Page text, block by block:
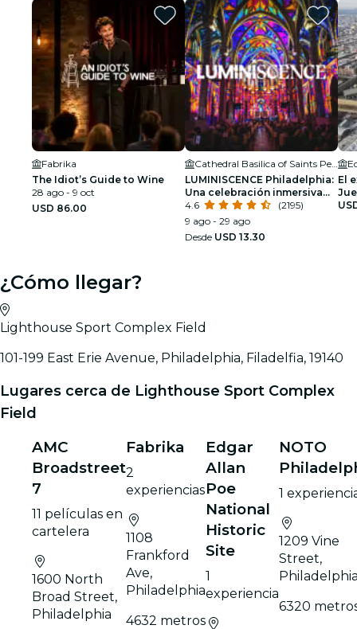
Fabrika
The Idiot’s Guide to Wine
28 ago - 9 oct
USD 86.00
LUMINISCENCE Philadelphia:
Una celebración inmersiva
de luz, música e historia
4.6
(2195)
9 ago - 29 ago
Desde USD 13.30
El
¿Cómo llegar?
Lighthouse Sport Complex Field
101-199 East Erie Avenue, Philadelphia, Filadelfia, 19140
Lugares cerca de Lighthouse Sport Complex
Field
AMC
Broadstreet
7
11 películas en
cartelera
1600 North
Broad Street,
Philadelphia
Fabrika
2
experiencias
1108
Frankford
Ave,
Philadelphia
4632 metros
Edgar
Allan
Pоe
National
Historic
Site
1
experiencia
NOTO
1
1209 Vine
Street,
6320